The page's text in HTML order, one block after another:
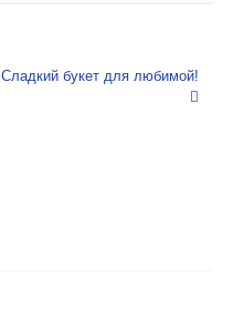
Сладкий букет для любимой!